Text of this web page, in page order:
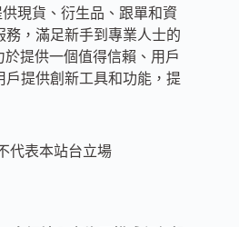
現貨、衍生品、跟單和資
，滿足新手到專業人士的
提供一個值得信賴、用戶
提供創新工具和功能，提
代表本站台立場